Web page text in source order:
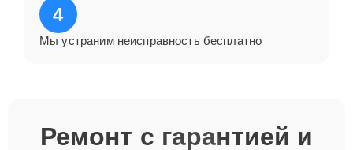
4
Мы устраним неисправность бесплатно
Ремонт с гарантией и